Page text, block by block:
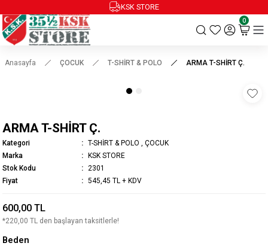
KSK STORE
0
Anasayfa ÇOCUK T-SHİRT & POLO ARMA T-SHİRT Ç.
ARMA T-SHİRT Ç.
Kategori T-SHİRT & POLO
ÇOCUK
Marka
KSK STORE
Stok Kodu
2301
Fiyat
545,45 TL + KDV
600,00 TL
*220,00 TL den başlayan taksitlerle!
Beden